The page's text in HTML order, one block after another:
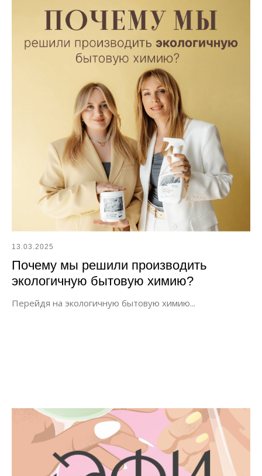
13.03.2025
Почему мы решили производить
экологичную бытовую химию?
Перейдя на экологичную бытовую химию...